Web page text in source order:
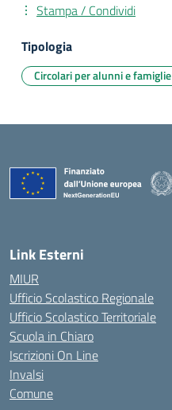
Stampa / Condividi
Tipologia
Circolari per alunni e famiglie
Link Esterni
MIUR
Ufficio Scolastico Regionale
Ufficio Scolastico Territoriale
Scuola in Chiaro
Iscrizioni On Line
Invalsi
Comune